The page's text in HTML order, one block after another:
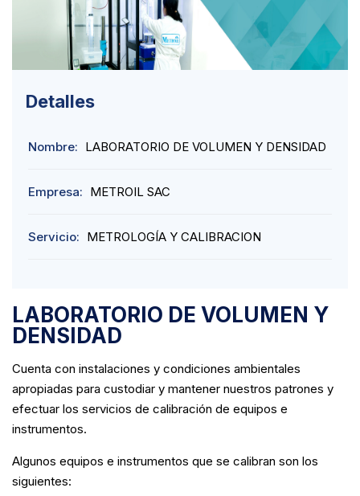
Detalles
Nombre: LABORATORIO DE VOLUMEN Y DENSIDAD
Empresa: METROIL SAC
Servicio: METROLOGÍA Y CALIBRACION
LABORATORIO DE VOLUMEN Y
DENSIDAD
Cuenta con instalaciones y condiciones ambientales
apropiadas para custodiar y mantener nuestros patrones y
efectuar los servicios de calibración de equipos e
instrumentos.
Algunos equipos e instrumentos que se calibran son los
siguientes: